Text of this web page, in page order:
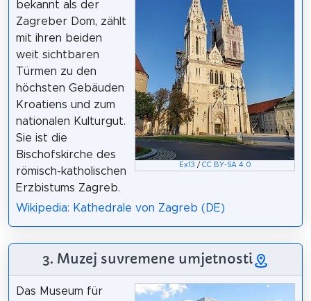
Ex13 / CC BY-SA 4.0
bekannt als der
Zagreber Dom, zählt
mit ihren beiden
weit sichtbaren
Türmen zu den
höchsten Gebäuden
Kroatiens und zum
nationalen Kulturgut.
Sie ist die
Bischofskirche des
römisch-katholischen
Erzbistums Zagreb.
Wikipedia: Kathedrale von Zagreb (DE)
3. Muzej suvremene umjetnosti
Das Museum für